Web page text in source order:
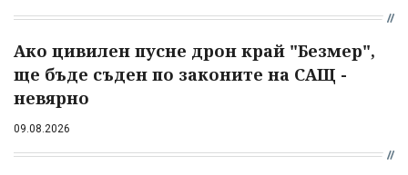
Ако цивилен пусне дрон край "Безмер",
ще бъде съден по законите на САЩ -
невярно
09.08.2026